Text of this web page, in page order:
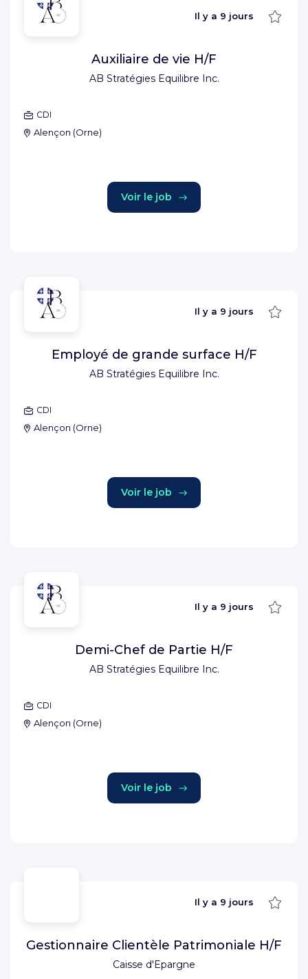
AB Stratégies Equilibre Inc.
Il y a 9 jours
Auxiliaire de vie H/F
CDI
Alençon (Orne)
Voir le job
AB Stratégies Equilibre Inc.
Il y a 9 jours
Employé de grande surface H/F
CDI
Alençon (Orne)
Voir le job
AB Stratégies Equilibre Inc.
Il y a 9 jours
Demi-Chef de Partie H/F
CDI
Alençon (Orne)
Voir le job
Caisse d'Epargne
Il y a 9 jours
Gestionnaire Clientèle Patrimoniale H/F